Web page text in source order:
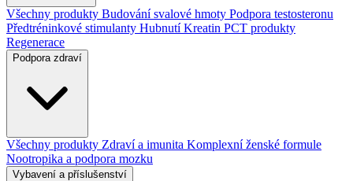
Všechny produkty Budování svalové hmoty Podpora testosteronu
Předtréninkové stimulanty HubnutíKreatin PCT produkty
Regenerace
Podpora zdraví
Všechny produkty Zdraví a imunita Komplexní ženské formule
Nootropika a podpora mozku
Vybavení a příslušenství